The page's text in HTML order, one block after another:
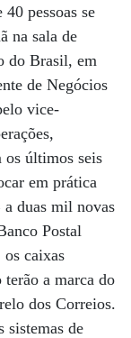
pessoas se
na sala de
do Brasil, em
de Negócios
vice-
os últimos seis
em prática
duas mil novas
Postal
caixas
terão a marca do
dos Correios.
sistemas de